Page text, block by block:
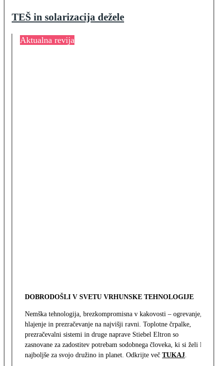
TEŠ in solarizacija dežele
Aktualna revija
DOBRODOŠLI V SVETU VRHUNSKE TEHNOLOGIJE
Nemška tehnologija, brezkompromisna v kakovosti – ogrevanje,
hlajenje in prezračevanje na najvišji ravni. Toplotne črpalke,
prezračevalni sistemi in druge naprave Stiebel Eltron so
zasnovane za zadostitev potrebam sodobnega človeka, ki si želi le
najboljše za svojo družino in planet. Odkrijte več TUKAJ.